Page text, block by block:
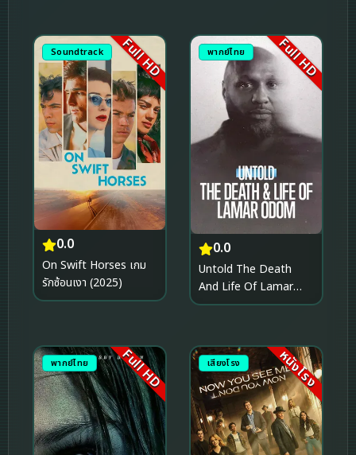
Soundtrack Full HD
0.0
On Swift Horses เกม
รักซ้อนเงา (2025)
พากย์ไทย Full HD
0.0
Untold The Death
And Life Of Lamar
Odom ความตายและชีวิต
พากย์ไทย Full HD เสียงโรง หนังโรง